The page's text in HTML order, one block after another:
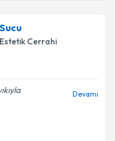
ile bilgilendireceğiz.
ediyorum.
Cerrahi
Devamı